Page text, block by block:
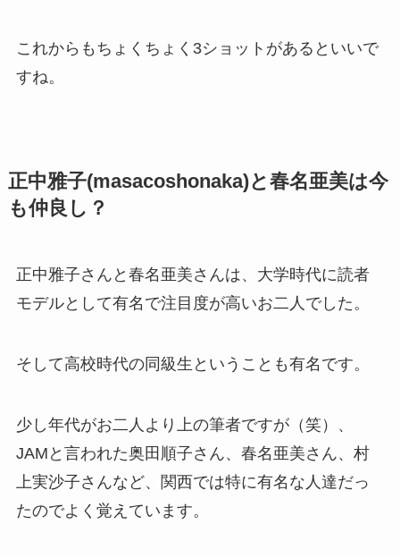
これからもちょくちょく3ショットがあるといいで
すね。
正中雅子(masacoshonaka)と春名亜美は今
も仲良し？
正中雅子さんと春名亜美さんは、大学時代に読者
モデルとして有名で注目度が高いお二人でした。
そして高校時代の同級生ということも有名です。
少し年代がお二人より上の筆者ですが（笑）、
JAMと言われた奥田順子さん、春名亜美さん、村
上実沙子さんなど、関西では特に有名な人達だっ
たのでよく覚えています。